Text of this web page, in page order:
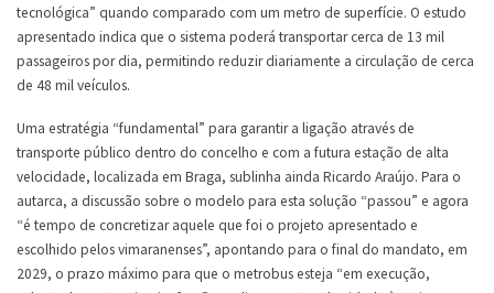
tecnológica” quando comparado com um metro de superfície. O estudo
apresentado indica que o sistema poderá transportar cerca de 13 mil
passageiros por dia, permitindo reduzir diariamente a circulação de cerca
de 48 mil veículos.
Uma estratégia “fundamental” para garantir a ligação através de
transporte público dentro do concelho e com a futura estação de alta
velocidade, localizada em Braga, sublinha ainda Ricardo Araújo. Para o
autarca, a discussão sobre o modelo para esta solução “passou” e agora
“é tempo de concretizar aquele que foi o projeto apresentado e
escolhido pelos vimaranenses”, apontando para o final do mandato, em
2029, o prazo máximo para que o metrobus esteja “em execução,